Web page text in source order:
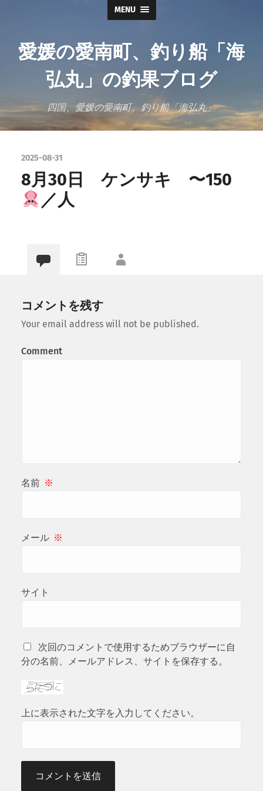
MENU
愛媛の愛南町、釣り船「海
弘丸」の釣果ブログ
四国、愛媛の愛南町。釣り船「海弘丸」
2025-08-31
8月30日 ケンサキ 〜150
／人
コメントを残す
Your email address will not be published.
Comment
名前 ※
メール ※
サイト
次回のコメントで使用するためブラウザーに自
分の名前、メールアドレス、サイトを保存する。
上に表示された文字を入力してください。